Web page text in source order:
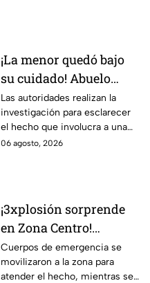
¡La menor quedó bajo
su cuidado! Abuelo
termina en prisión
preventiva; ¿qué
sucedió?
Las autoridades realizan la
investigación para esclarecer
el hecho que involucra a una
menor de edad.
06 agosto, 2026
¡3xplosión sorprende
en Zona Centro!
Provoca el cierre
parcial de estas calles
Cuerpos de emergencia se
movilizaron a la zona para
atender el hecho, mientras se